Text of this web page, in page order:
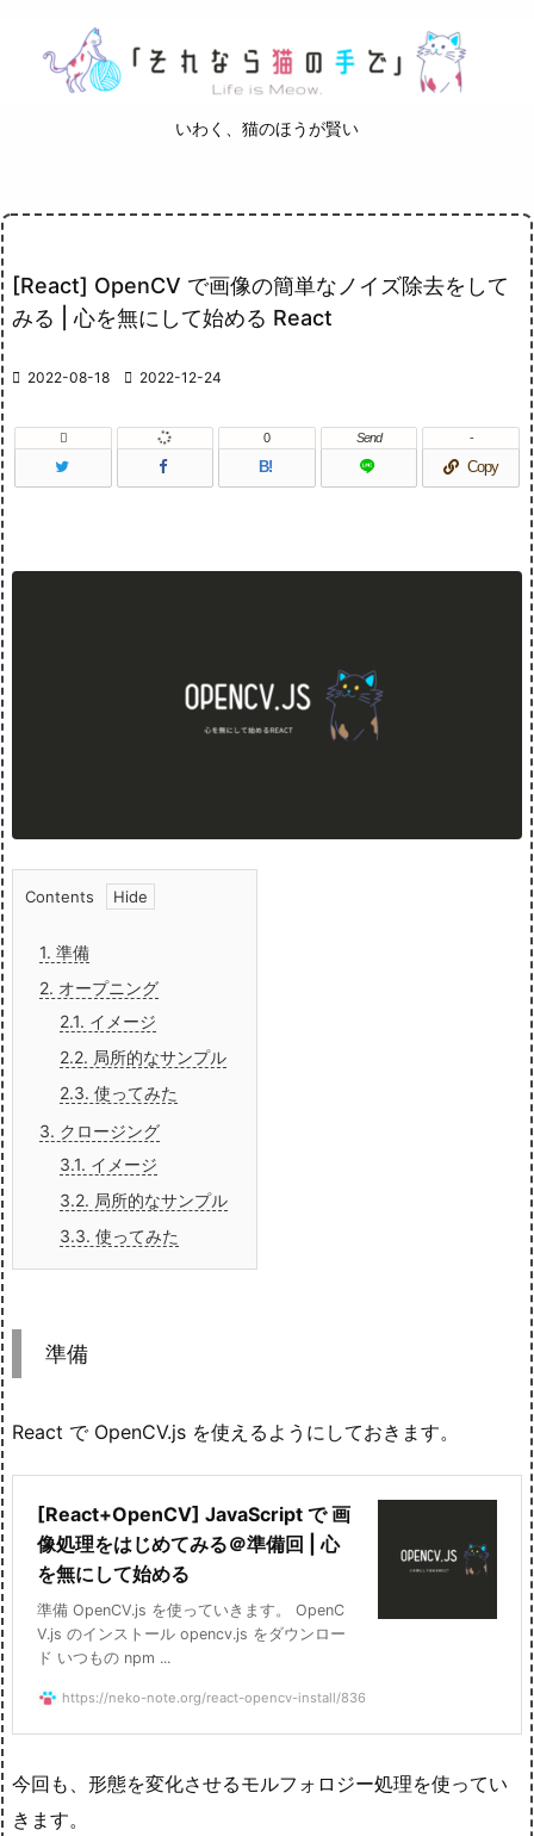
いわく、猫のほうが賢い
[React] OpenCV で画像の簡単なノイズ除去をして
みる | 心を無にして始める React
 2022-08-18  2022-12-24

B!
0 Send
Copy
-
Contents
1. 準備
2. オープニング
2.1. イメージ
2.2. 局所的なサンプル
2.3. 使ってみた
3. クロージング
3.1. イメージ
3.2. 局所的なサンプル
3.3. 使ってみた
準備
React で OpenCV.js を使えるようにしておきます。
[React+OpenCV] JavaScript で 画
像処理をはじめてみる＠準備回 | 心
を無にして始める
準備 OpenCV.js を使っていきます。 OpenC
V.js のインストール opencv.js をダウンロー
ド いつもの npm ...
https://neko-note.org/react-opencv-install/836
今回も、形態を変化させるモルフォロジー処理を使ってい
きます。